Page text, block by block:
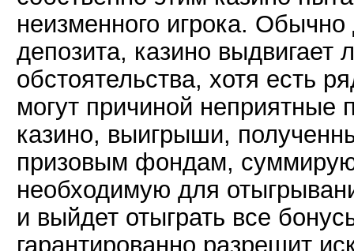
неизменного игрока.
депозита, казино
обстоятельства, хотя есть
могут причиной неприятные
казино, выигрыши,
призовым фондам,
необходимую для
и выйдет отыграть все
гарантированно разрешит